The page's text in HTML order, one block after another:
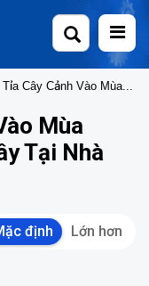
Vào Mùa Nào? Cách Tạo Hình Cây Tại Nhà
Mùa
Tại Nhà
định Lớn hơn